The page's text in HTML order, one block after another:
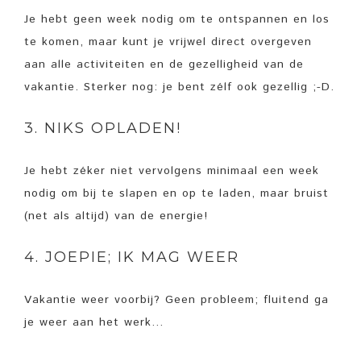
Je hebt geen week nodig om te ontspannen en los
te komen, maar kunt je vrijwel direct overgeven
aan alle activiteiten en de gezelligheid van de
vakantie. Sterker nog: je bent zélf ook gezellig ;-D.
3. NIKS OPLADEN!
Je hebt zéker niet vervolgens minimaal een week
nodig om bij te slapen en op te laden, maar bruist
(net als altijd) van de energie!
4. JOEPIE; IK MAG WEER
Vakantie weer voorbij? Geen probleem; fluitend ga
je weer aan het werk…